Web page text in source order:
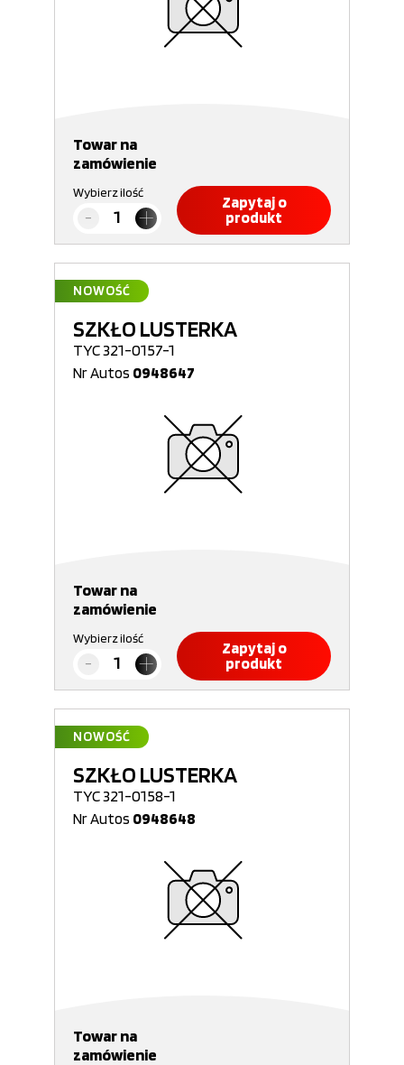
Towar na
zamówienie
Wybierz ilość
Zapytaj o
produkt
NOWOŚĆ
SZKŁO LUSTERKA
TYC 321-0157-1
Nr Autos 0948647
Towar na
zamówienie
Wybierz ilość
Zapytaj o
produkt
NOWOŚĆ
SZKŁO LUSTERKA
TYC 321-0158-1
Nr Autos 0948648
Towar na
zamówienie